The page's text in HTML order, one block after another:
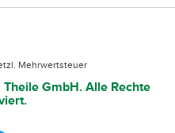
Mehrwertsteuer
GmbH. Alle Rechte